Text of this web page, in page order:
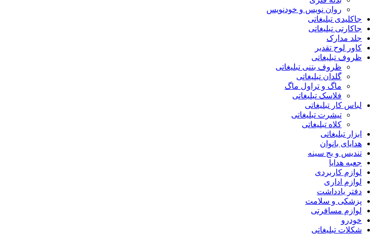
روان نویس و خودنویس
جاکلیدی تبلیغاتی
جاکارتی تبلیغاتی
جلد مدارک
کاور لوح تقدیر
ظروف تبلیغاتی
ظروف بتنی تبلیغاتی
گلدان تبلیغاتی
ماگ و تراول ماگ
فلاسک تبلیغاتی
لباس کار تبلیغاتی
تیشرت تبلیغاتی
کلاه تبلیغاتی
ابزار تبلیغاتی
هدایای بانوان
تندیس و بج سینه
جعبه هدایا
لوازم کاربردی
لوازم اداری
دفتر یادداشت
پزشکی و سلامت
لوازم مسافرتی
خودرو
شکلات تبلیغاتی